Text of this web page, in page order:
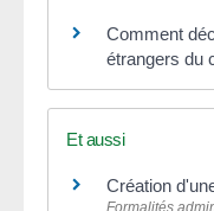
Comment
étrangers du
Et aussi
Création
Formalités